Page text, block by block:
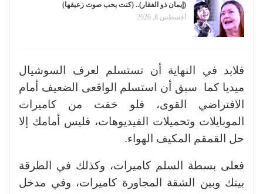
(إيمان ذو الفقار).. (كنت بحب صوت زعيقها)
أغسطس 8, 2026
فلابد في النهاية أن تستسلم لعرف السوشيال
ميديا كما سبق أن استسلم الواقعى الضعيف أمام
الافتراضي القوى، فلو خفت من كاميرات
الموبايلات وتحميلات الفيديوهات، فليس أمامك إلا
حل القمقم المكيف الهواء.
فعلى بسطة السلم كاميرات، وكذلك في الطرقة
بينك وبين الشقة المجاورة كاميرات، وفي مدخل